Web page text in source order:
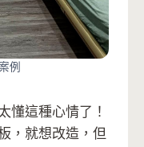
例
懂這種心情了！
，就想改造，但